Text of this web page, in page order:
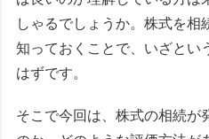
しゃるでしょうか。株式を相
知っておくことで、いざとい
はずです。
そこで今回は、株式の相続が